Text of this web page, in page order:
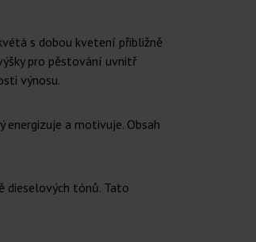
s dobou kvetení přibližně
pro pěstování uvnitř
výnosu.
energizuje a motivuje. Obsah
dieselových tónů. Tato